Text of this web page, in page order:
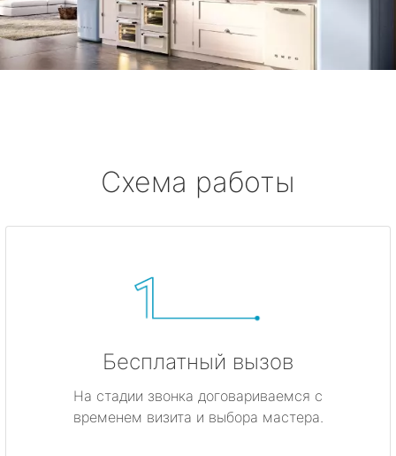
Схема работы
Бесплатный вызов
На стадии звонка договариваемся с
временем визита и выбора мастера.